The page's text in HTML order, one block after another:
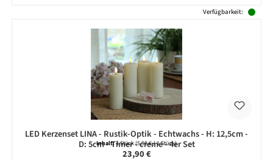
Verfügbarkeit:
LED Kerzenset LINA - Rustik-Optik - Echtwachs - H: 12,5cm -
D: 5cm - Timer - creme - 4er Set
Inhalt:4 Stück(5,98 € / 1 Stück)
Regulärer Preis:
23,90 €